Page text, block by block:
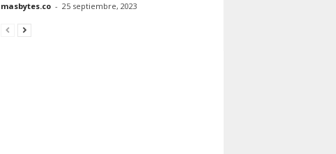
masbytes.co - 25 septiembre, 2023